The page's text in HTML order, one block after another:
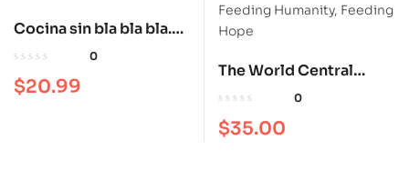
Cocina sin bla bla bla.
Recetas económicas
0
$20.99
The World Central
Kitchen Cookbook:
Feeding Humanity,
Feeding Hope
0
$35.00